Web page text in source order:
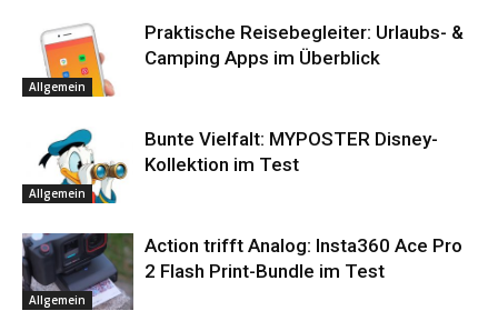
Allgemein
Praktische Reisebegleiter: Urlaubs- &
Camping Apps im Überblick
Allgemein
Bunte Vielfalt: MYPOSTER Disney-
Kollektion im Test
Allgemein
Action trifft Analog: Insta360 Ace Pro
2 Flash Print-Bundle im Test